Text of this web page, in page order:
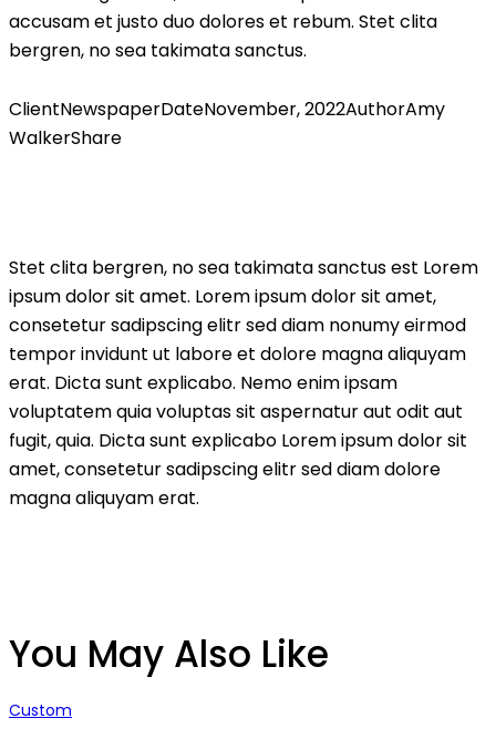
accusam et justo duo dolores et rebum. Stet clita
bergren, no sea takimata sanctus.
ClientNewspaperDateNovember, 2022AuthorAmy
WalkerShare
Stet clita bergren, no sea takimata sanctus est Lorem
ipsum dolor sit amet. Lorem ipsum dolor sit amet,
consetetur sadipscing elitr sed diam nonumy eirmod
tempor invidunt ut labore et dolore magna aliquyam
erat. Dicta sunt explicabo. Nemo enim ipsam
voluptatem quia voluptas sit aspernatur aut odit aut
fugit, quia. Dicta sunt explicabo Lorem ipsum dolor sit
amet, consetetur sadipscing elitr sed diam dolore
magna aliquyam erat.
You May Also Like
Custom